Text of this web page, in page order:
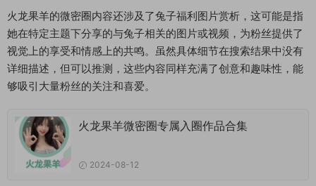
火龙果羊的微密圈内容还涉及了兔子福利图片赏析，这可能是指
她在特定主题下分享的与兔子相关的图片或视频，为粉丝提供了
视觉上的享受和情感上的共鸣。虽然具体细节在搜索结果中没有
详细描述，但可以推测，这些内容同样充满了创意和趣味性，能
够吸引大量粉丝的关注和喜爱。
火龙果羊微密圈专属入圈作品合集
2024-08-12